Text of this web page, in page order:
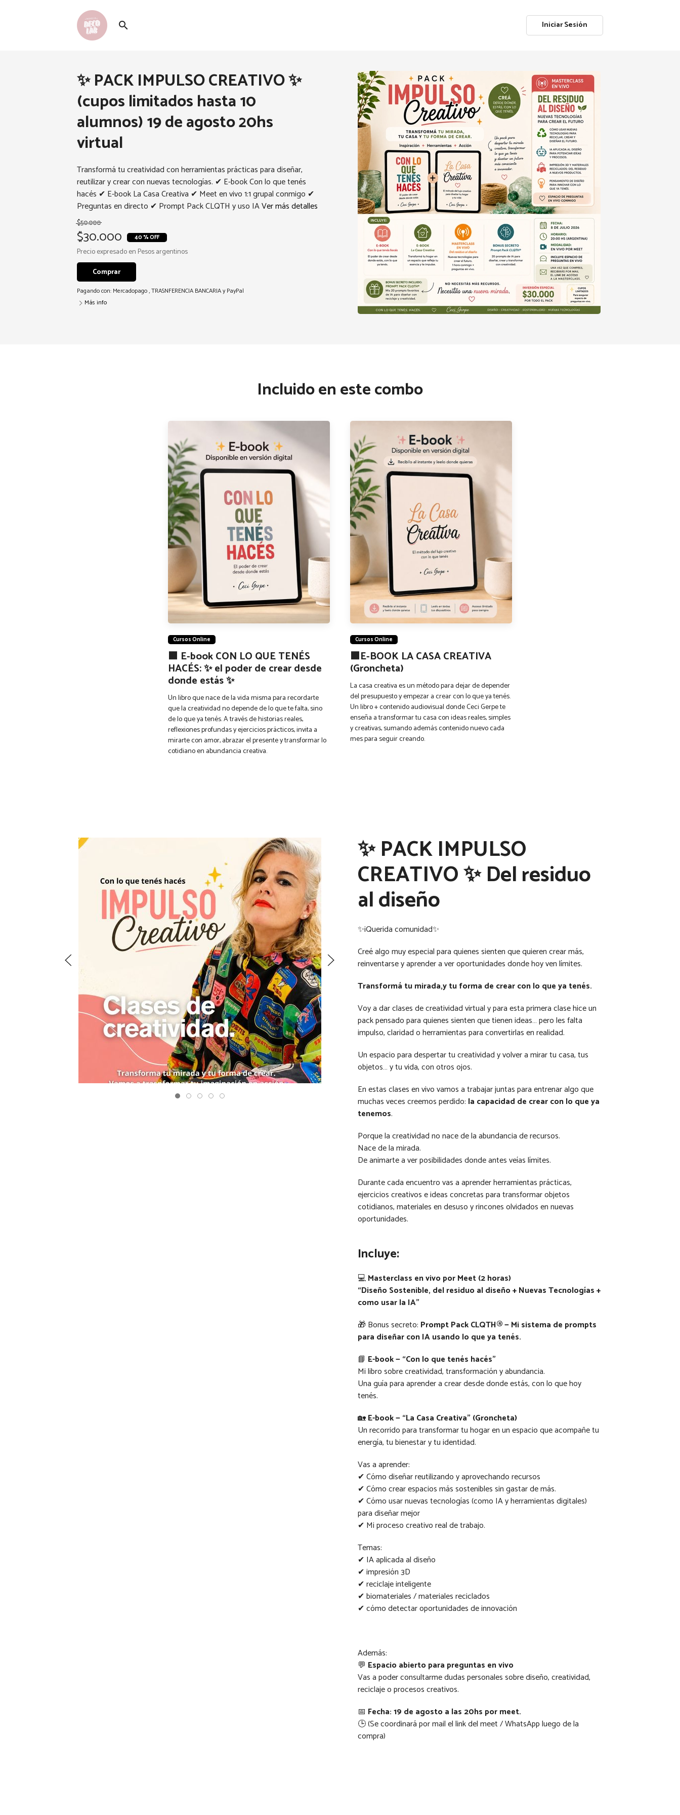
search Iniciar Sesión
✨ PACK IMPULSO CREATIVO ✨
(cupos limitados hasta 10
alumnos) 19 de agosto 20hs
virtual
Transformá tu creatividad con herramientas prácticas para diseñar,
reutilizar y crear con nuevas tecnologías. ✔ E-book Con lo que tenés
hacés ✔ E-book La Casa Creativa ✔ Meet en vivo 1:1 grupal conmigo ✔
Preguntas en directo ✔ Prompt Pack CLQTH y uso IAVer más detalles
$50.000
$30.000 40 % OFF
Precio expresado en Pesos argentinos
Comprar
Pagando con: Mercadopago,TRASNFERENCIA BANCARIAy PayPal
Más info
Incluido en este combo
Cursos Online
🟫 E-book CON LO QUE TENÉS
HACÉS: ✨ el poder de crear desde
donde estás ✨
Un libro que nace de la vida misma para recordarte
que la creatividad no depende de lo que te falta, sino
de lo que ya tenés. A través de historias reales,
reflexiones profundas y ejercicios prácticos, invita a
mirarte con amor, abrazar el presente y transformar lo
cotidiano en abundancia creativa.
Cursos Online
🟫E-BOOK LA CASA CREATIVA
(Groncheta)
La casa creativa es un método para dejar de depender
del presupuesto y empezar a crear con lo que ya tenés.
Un libro + contenido audiovisual donde Ceci Gerpe te
enseña a transformar tu casa con ideas reales, simples
y creativas, sumando además contenido nuevo cada
mes para seguir creando.
✨ PACK IMPULSO
CREATIVO ✨ Del residuo
al diseño
✨¡Querida comunidad✨
Creé algo muy especial para quienes sienten que quieren crear más,
reinventarse y aprender a ver oportunidades donde hoy ven límites.
Transformá tu mirada,y tu forma de crear con lo que ya tenés.
Voy a dar clases de creatividad virtual y para esta primera clase hice un
pack pensado para quienes sienten que tienen ideas… pero les falta
impulso, claridad o herramientas para convertirlas en realidad.
Un espacio para despertar tu creatividad y volver a mirar tu casa, tus
objetos… y tu vida, con otros ojos.
En estas clases en vivo vamos a trabajar juntas para entrenar algo que
muchas veces creemos perdido: la capacidad de crear con lo que ya
tenemos.
Porque la creatividad no nace de la abundancia de recursos.
Nace de la mirada.
De animarte a ver posibilidades donde antes veías límites.
Durante cada encuentro vas a aprender herramientas prácticas,
ejercicios creativos e ideas concretas para transformar objetos
cotidianos, materiales en desuso y rincones olvidados en nuevas
oportunidades.
Incluye:
💻Masterclass en vivo por Meet (2 horas)
“Diseño Sostenible, del residuo al diseño + Nuevas Tecnologías +
como usar la IA”
🎁 Bonus secreto: Prompt Pack CLQTH® — Mi sistema de prompts
para diseñar con IA usando lo que ya tenés.
📘 E-book — “Con lo que tenés hacés”
Mi libro sobre creatividad, transformación y abundancia.
Una guía para aprender a crear desde donde estás, con lo que hoy
tenés.
🏡E-book — “La Casa Creativa” (Groncheta)
Un recorrido para transformar tu hogar en un espacio que acompañe tu
energía, tu bienestar y tu identidad.
Vas a aprender:
✔ Cómo diseñar reutilizando y aprovechando recursos
✔ Cómo crear espacios más sostenibles sin gastar de más.
✔ Cómo usar nuevas tecnologías (como IA y herramientas digitales)
para diseñar mejor
✔ Mi proceso creativo real de trabajo.
Temas:
✔ IA aplicada al diseño
✔ impresión 3D
✔ reciclaje inteligente
✔ biomateriales / materiales reciclados
✔ cómo detectar oportunidades de innovación
Además:
💬 Espacio abierto para preguntas en vivo
Vas a poder consultarme dudas personales sobre diseño, creatividad,
reciclaje o procesos creativos.
📅 Fecha: 19 de agosto a las 20hs por meet.
🕒 (Se coordinará por mail el link del meet / WhatsApp luego de la
compra)